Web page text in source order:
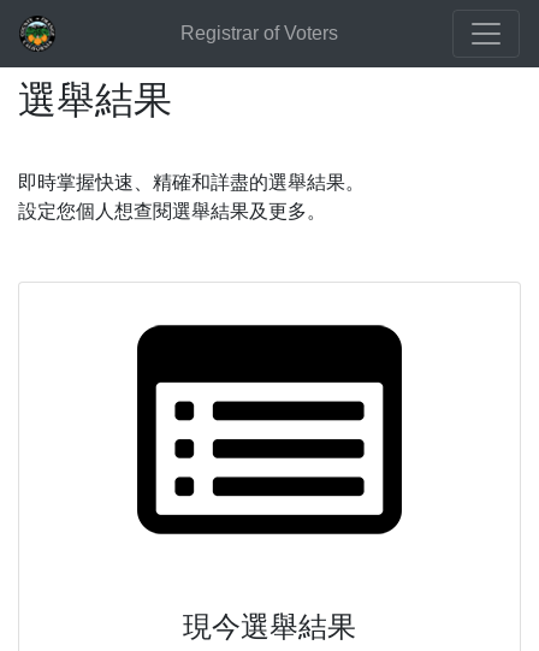
Registrar of Voters
選舉結果
即時掌握快速、精確和詳盡的選舉結果。
設定您個人想查閱選舉結果及更多。
現今選舉結果